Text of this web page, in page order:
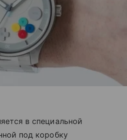
в специальной
под коробку